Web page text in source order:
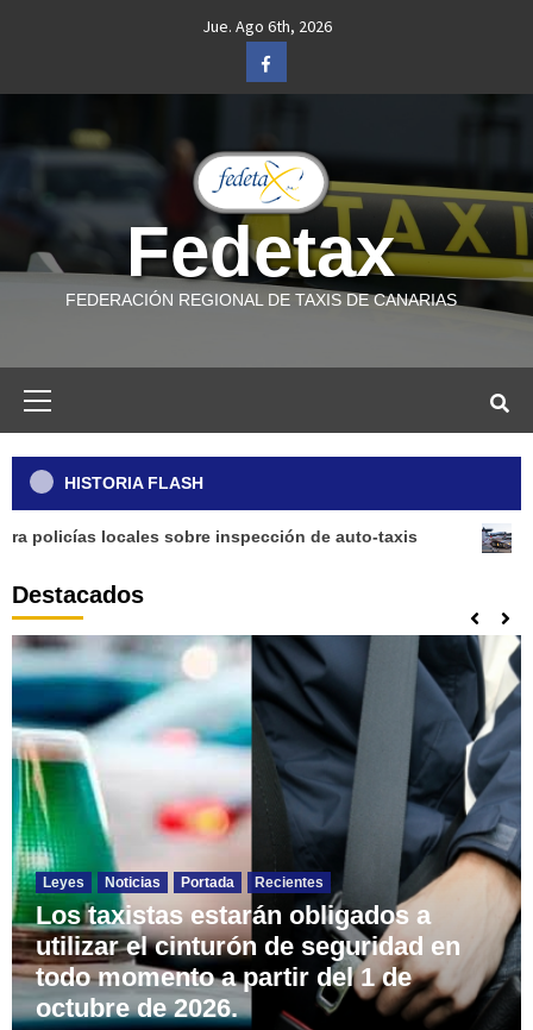
Jue. Ago 6th, 2026
Facebook
Fedetax
FEDERACIÓN REGIONAL DE TAXIS DE CANARIAS
HISTORIA FLASH
inspección de auto-taxis Toyota se prepara
Destacados
Leyes Noticias Portada Recientes
Los taxistas estarán obligados a
utilizar el cinturón de seguridad en
todo momento a partir del 1 de
octubre de 2026.